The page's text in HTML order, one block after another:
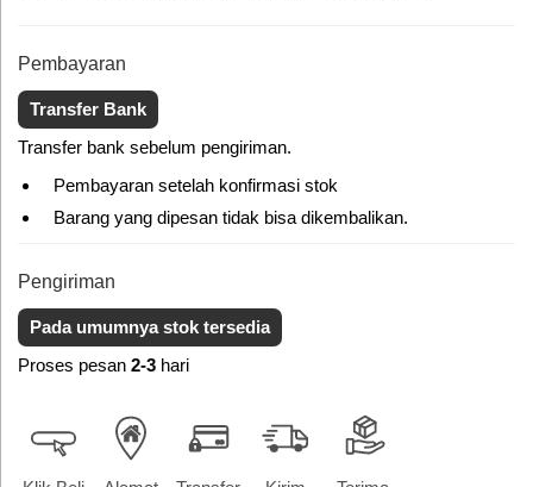
Pembayaran
Transfer Bank
Transfer bank sebelum pengiriman.
Pembayaran setelah konfirmasi stok
Barang yang dipesan tidak bisa dikembalikan.
Pengiriman
Pada umumnya stok tersedia
Proses pesan 2-3 hari